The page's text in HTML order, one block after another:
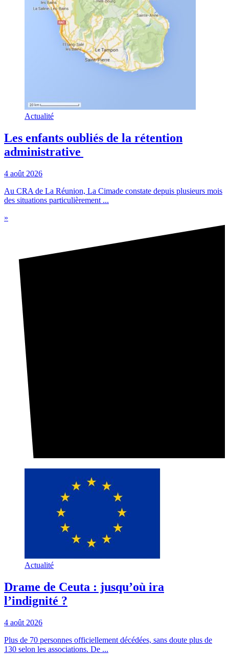
Actualité
Les enfants oubliés de la rétention
administrative
4 août 2026
Au CRA de La Réunion, La Cimade constate depuis plusieurs mois
des situations particulièrement ...
»
Actualité
Drame de Ceuta : jusqu’où ira
l’indignité ?
4 août 2026
Plus de 70 personnes officiellement décédées, sans doute plus de
130 selon les associations. De ...